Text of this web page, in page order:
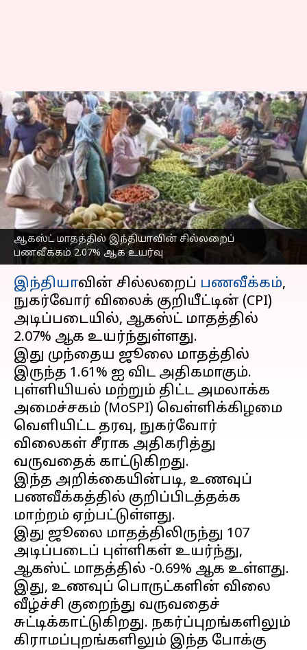
ஆகஸ்ட் மாதத்தில் இந்தியாவின் சில்லறைப்
பணவீக்கம் 2.07% ஆக உயர்வு
ஆகஸ்ட் மாதத்தில்
இந்தியாவின் சில்லறைப்
பணவீக்கம் 2.07% ஆக
உயர்வு; உணவுப்
பணவீக்கத்திலும் மாற்றம்
எழுதியவர் Sekar Chinnappan Sep 12, 2025 05:22 pm
செய்தி முன்னோட்டம்
இந்தியாவின் சில்லறைப் பணவீக்கம்,
நுகர்வோர் விலைக் குறியீட்டின் (CPI)
அடிப்படையில், ஆகஸ்ட் மாதத்தில்
2.07% ஆக உயர்ந்துள்ளது.
இது முந்தைய ஜூலை மாதத்தில்
இருந்த 1.61% ஐ விட அதிகமாகும்.
புள்ளியியல் மற்றும் திட்ட அமலாக்க
அமைச்சகம் (MoSPI) வெள்ளிக்கிழமை
வெளியிட்ட தரவு, நுகர்வோர்
விலைகள் சீராக அதிகரித்து
வருவதைக் காட்டுகிறது.
இந்த அறிக்கையின்படி, உணவுப்
பணவீக்கத்தில் குறிப்பிடத்தக்க
மாற்றம் ஏற்பட்டுள்ளது.
இது ஜூலை மாதத்திலிருந்து 107
அடிப்படைப் புள்ளிகள் உயர்ந்து,
ஆகஸ்ட் மாதத்தில் -0.69% ஆக உள்ளது.
இது, உணவுப் பொருட்களின் விலை
வீழ்ச்சி குறைந்து வருவதைச்
சுட்டிக்காட்டுகிறது. நகர்ப்புறங்களிலும்
கிராமப்புறங்களிலும் இந்த போக்கு